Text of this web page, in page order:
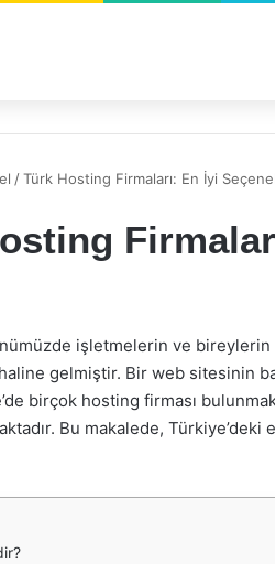
/Türk Hosting Firmaları: En İyi
işletmelerin ve bireylerin
gelmiştir. Bir web sitesinin
birçok hosting firması
Bu makalede,